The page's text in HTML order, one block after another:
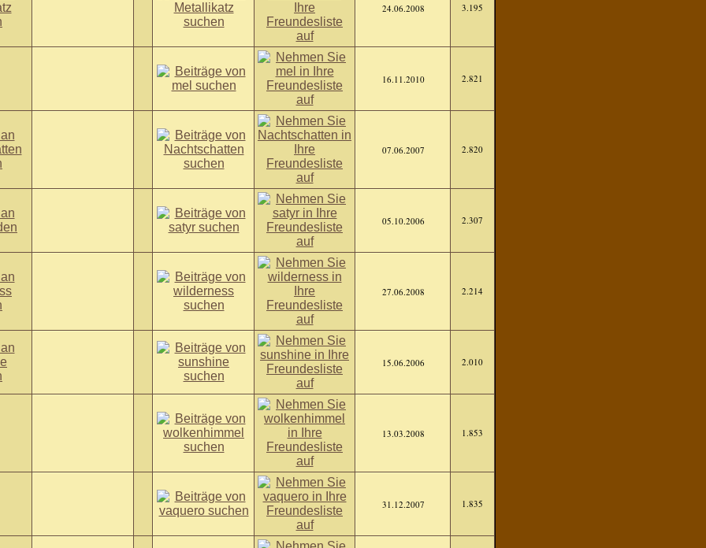
24.06.2008 3.195
16.11.2010 2.821
07.06.2007 2.820
05.10.2006 2.307
27.06.2008 2.214
15.06.2006 2.010
13.03.2008 1.853
31.12.2007 1.835